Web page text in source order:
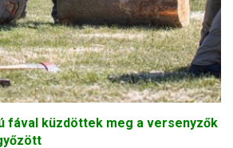
fával küzdöttek meg a versenyzők